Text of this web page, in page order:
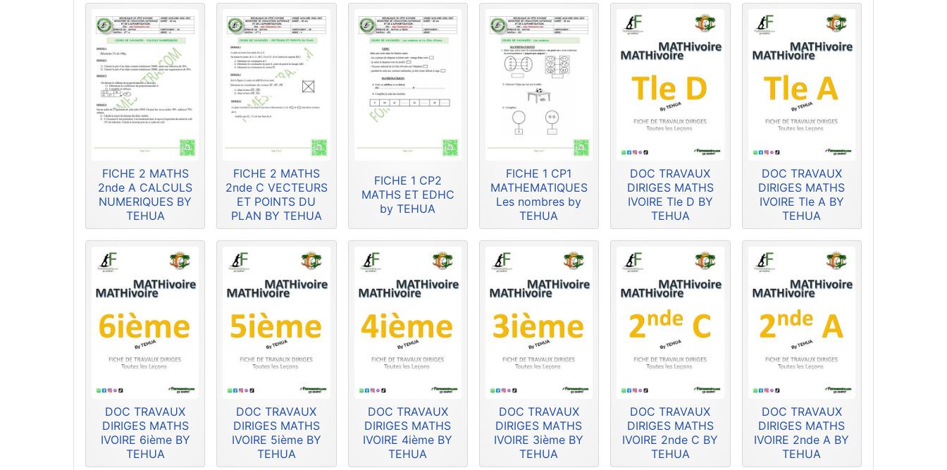
FICHE 2 MATHS
2nde A CALCULS
NUMERIQUES BY
TEHUA
FICHE 2 MATHS
2nde C VECTEURS
ET POINTS DU
PLAN BY TEHUA
FICHE 1 CP2
MATHS ET EDHC
by TEHUA
FICHE 1 CP1
MATHEMATIQUES
Les nombres by
TEHUA
DOC TRAVAUX
DIRIGES MATHS
IVOIRE Tle D BY
TEHUA
DOC TRAVAUX
DIRIGES MATHS
IVOIRE Tle A BY
TEHUA
DOC TRAVAUX
DIRIGES MATHS
IVOIRE 6ième BY
TEHUA
DOC TRAVAUX
DIRIGES MATHS
IVOIRE 5ième BY
TEHUA
DOC TRAVAUX
DIRIGES MATHS
IVOIRE 4ième BY
TEHUA
DOC TRAVAUX
DIRIGES MATHS
IVOIRE 3ième BY
TEHUA
DOC TRAVAUX
DIRIGES MATHS
IVOIRE 2nde C BY
TEHUA
DOC TRAVAUX
DIRIGES MATHS
IVOIRE 2nde A BY
TEHUA